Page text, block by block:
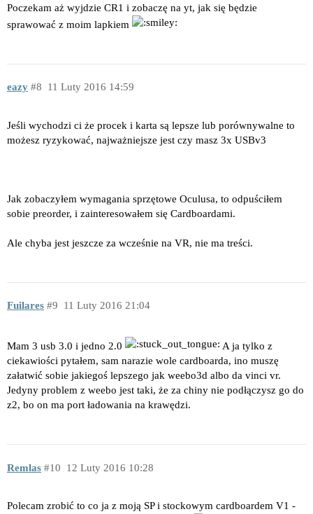
Poczekam aż wyjdzie CR1 i zobaczę na yt, jak się będzie
sprawować z moim lapkiem
eazy 11 Luty 2016 14:59
8
Jeśli wychodzi ci że procek i karta są lepsze lub porównywalne to
możesz ryzykować, najważniejsze jest czy masz 3x USBv3
Jak zobaczyłem wymagania sprzętowe Oculusa, to odpuściłem
sobie preorder, i zainteresowałem się Cardboardami.
Ale chyba jest jeszcze za wcześnie na VR, nie ma treści.
Fuilares 11 Luty 2016 21:04
9
Mam 3 usb 3.0 i jedno 2.0
A ja tylko z
ciekawiości pytałem, sam narazie wole cardboarda, ino muszę
załatwić sobie jakiegoś lepszego jak weebo3d albo da vinci vr.
Jedyny problem z weebo jest taki, że za chiny nie podłączysz go do
z2, bo on ma port ładowania na krawędzi.
Remlas 12 Luty 2016 10:28
10
Polecam zrobić to co ja z moją SP i stockowym cardboardem V1 -